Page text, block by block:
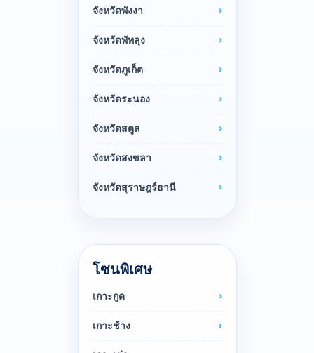
จังหวัดพังงา
จังหวัดพัทลุง
จังหวัดภูเก็ต
จังหวัดระนอง
จังหวัดสตูล
จังหวัดสงขลา
จังหวัดสุราษฎร์ธานี
โซนพิเศษ
เกาะกูด
เกาะช้าง